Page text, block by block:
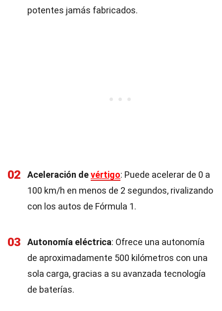
potentes jamás fabricados.
02 Aceleración devértigo: Puede acelerar de 0 a
100 km/h en menos de 2 segundos, rivalizando
con los autos de Fórmula 1.
03 Autonomía eléctrica: Ofrece una autonomía
de aproximadamente 500 kilómetros con una
sola carga, gracias a su avanzada tecnología
de baterías.